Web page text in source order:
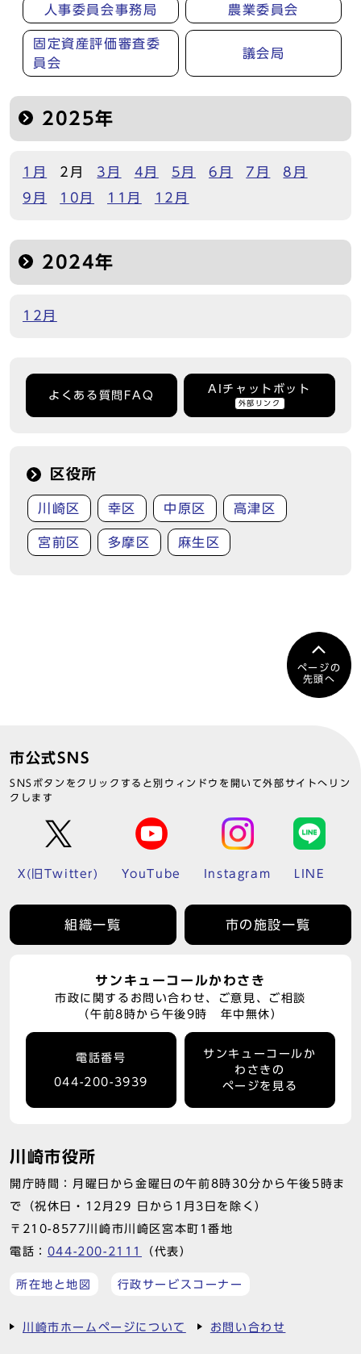
人事委員会事務局 農業委員会
固定資産評価審査委
員会
議会局
2025年
1月 2月 3月 4月 5月 6月 7月
8月
9月
10月 11月 12月
2024年
12月
よくある質問FAQ
AIチャットボット
外部リンク
区役所
川崎区 幸区 中原区 高津区
宮前区 多摩区 麻生区
ページの
先頭へ
市公式SNS
SNSボタンをクリックすると別ウィンドウを開いて外部サイトへリン
クします
X(旧Twitter) YouTube Instagram LINE
組織一覧 市の施設一覧
サンキューコールかわさき
市政に関するお問い合わせ、ご意見、ご相談
（午前8時から午後9時 年中無休）
電話番号
044-200-3939
サンキューコールか
わさきの
ページを見る
川崎市役所
開庁時間：月曜日から金曜日の午前8時30分から午後5時ま
で（祝休日・12月29 日から1月3日を除く）
〒210-8577川崎市川崎区宮本町1番地
電話： 044-200-2111 （代表）
所在地と地図 行政サービスコーナー
川崎市ホームページについて お問い合わせ